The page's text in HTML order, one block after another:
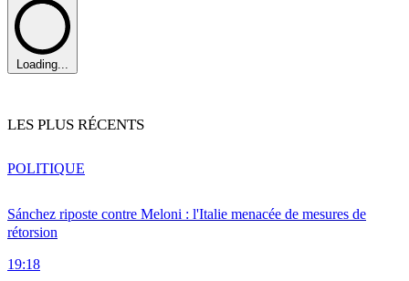
Loading...
LES PLUS RÉCENTS
Sánchez riposte contre Meloni : l'Italie menacée de mesures de
rétorsion
19:18
POLITIQUE